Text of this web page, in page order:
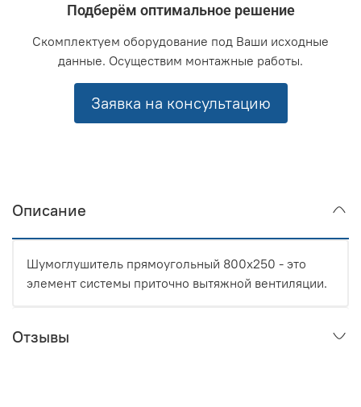
Подберём оптимальное решение
Скомплектуем оборудование под Ваши исходные
данные. Осуществим монтажные работы.
Заявка на консультацию
Описание
Шумоглушитель прямоугольный 800x250 - это
элемент системы приточно вытяжной вентиляции.
Отзывы